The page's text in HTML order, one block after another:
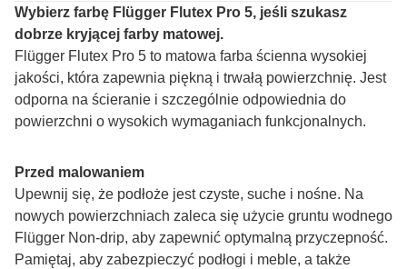
Wybierz farbę Flügger Flutex Pro 5, jeśli szukasz
dobrze kryjącej farby matowej.
Flügger Flutex Pro 5 to matowa farba ścienna wysokiej
jakości, która zapewnia piękną i trwałą powierzchnię. Jest
odporna na ścieranie i szczególnie odpowiednia do
powierzchni o wysokich wymaganiach funkcjonalnych.
Przed malowaniem
Upewnij się, że podłoże jest czyste, suche i nośne. Na
nowych powierzchniach zaleca się użycie gruntu wodnego
Flügger Non-drip, aby zapewnić optymalną przyczepność.
Pamiętaj, aby zabezpieczyć podłogi i meble, a także